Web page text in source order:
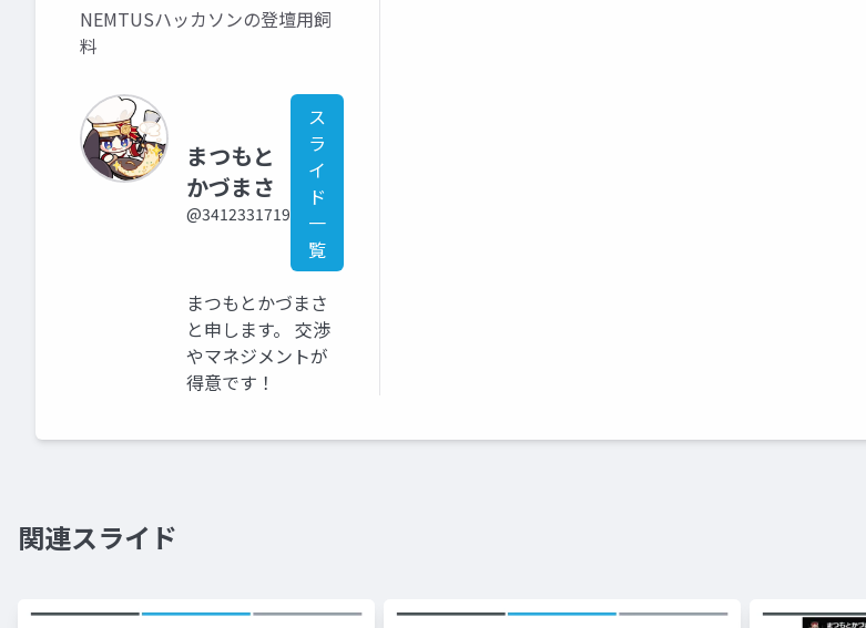
NEMTUSハッカソンの登壇用飼
料
まつもと
かづまさ
@3412331719
ス
ラ
イ
ド
一
覧
まつもとかづまさ
と申します。 交渉
やマネジメントが
得意です！
関連スライド